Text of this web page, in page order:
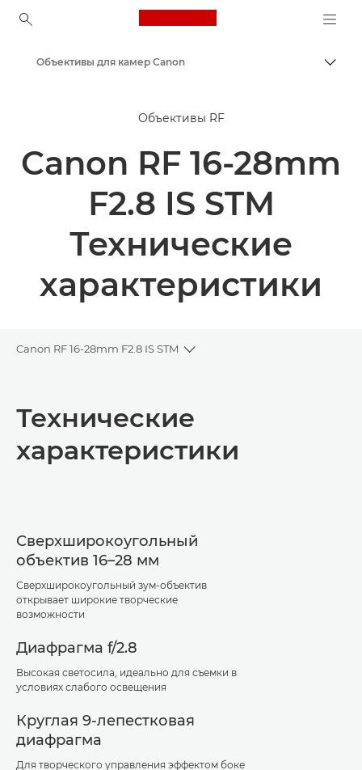
Canon Logo, back to
Объективы для камер Canon
Объективы RF
Canon RF 16-28mm
F2.8 IS STM
Технические
характеристики
Canon RF 16-28mm F2.8 IS STM
Toggle breadcrumbs
Технические характеристики
Технические
характеристики
Сверхширокоугольный
объектив 16–28 мм
Сверхширокоугольный зум-объектив
открывает широкие творческие
возможности
Диафрагма f/2.8
Высокая светосила, идеально для съемки в
условиях слабого освещения
Круглая 9-лепестковая
диафрагма
Для творческого управления эффектом боке